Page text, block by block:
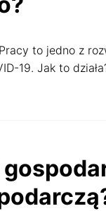
to jedno z
19. Jak to
i po co je zbieramy.